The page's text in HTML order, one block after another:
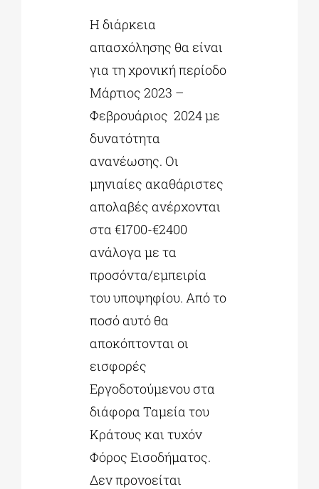
Η διάρκεια
απασχόλησης θα είναι
για τη χρονική περίοδο
Μάρτιος 2023 –
Φεβρουάριος 2024 με
δυνατότητα
ανανέωσης. Οι
μηνιαίες ακαθάριστες
απολαβές ανέρχονται
στα €1700-€2400
ανάλογα με τα
προσόντα/εμπειρία
του υποψηφίου. Από το
ποσό αυτό θα
αποκόπτονται οι
εισφορές
Εργοδοτούμενου στα
διάφορα Ταμεία του
Κράτους και τυχόν
Φόρος Εισοδήματος.
Δεν προνοείται